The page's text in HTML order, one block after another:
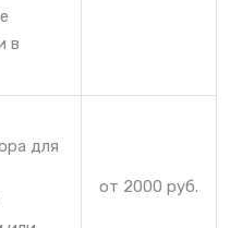
в
для
от 2000 руб.